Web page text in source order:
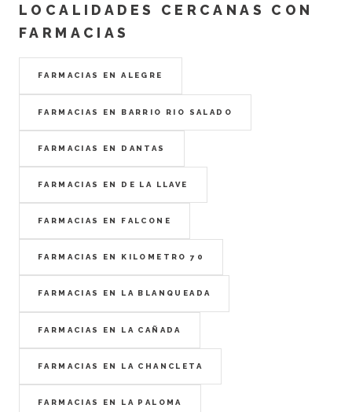
LOCALIDADES CERCANAS CON
FARMACIAS
FARMACIAS EN ALEGRE
FARMACIAS EN BARRIO RIO SALADO
FARMACIAS EN DANTAS
FARMACIAS EN DE LA LLAVE
FARMACIAS EN FALCONE
FARMACIAS EN KILOMETRO 70
FARMACIAS EN LA BLANQUEADA
FARMACIAS EN LA CAÑADA
FARMACIAS EN LA CHANCLETA
FARMACIAS EN LA PALOMA